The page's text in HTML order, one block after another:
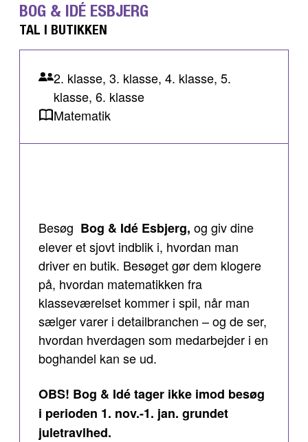
BOG & IDÉ ESBJERG
TAL I BUTIKKEN
2. klasse, 3. klasse, 4. klasse, 5.
klasse, 6. klasse
Matematik
Besøg Bog & Idé Esbjerg, og giv dine
elever et sjovt indblik i, hvordan man
driver en butik. Besøget gør dem klogere
på, hvordan matematikken fra
klasseværelset kommer i spil, når man
sælger varer i detailbranchen – og de ser,
hvordan hverdagen som medarbejder i en
boghandel kan se ud.
OBS! Bog & Idé tager ikke imod besøg
i perioden 1. nov.-1. jan. grundet
juletravlhed.